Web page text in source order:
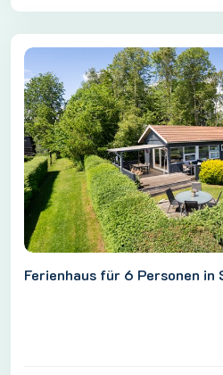
Ferienhaus für 6 Personen in